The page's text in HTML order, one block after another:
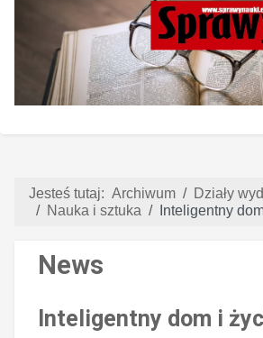
Jesteś tutaj: Archiwum
Działy
Nauka i sztuka
Inteligentny
News
Inteligentny dom i